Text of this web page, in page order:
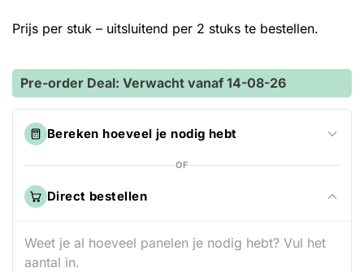
Prijs per stuk – uitsluitend per 2 stuks te bestellen.
Pre-order Deal: Verwacht vanaf 14-08-26
Bereken hoeveel je nodig hebt
OF
Direct bestellen
Weet je al hoeveel panelen je nodig hebt? Vul het
aantal in.